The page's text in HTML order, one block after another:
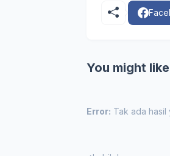
You might like
Error: Tak ada hasil